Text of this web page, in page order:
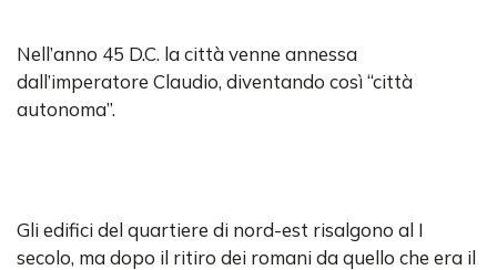
Nell’anno 45 D.C. la città venne annessa
dall’imperatore Claudio, diventando così “città
autonoma”.
Gli edifici del quartiere di nord-est risalgono al I
secolo, ma dopo il ritiro dei romani da quello che era il